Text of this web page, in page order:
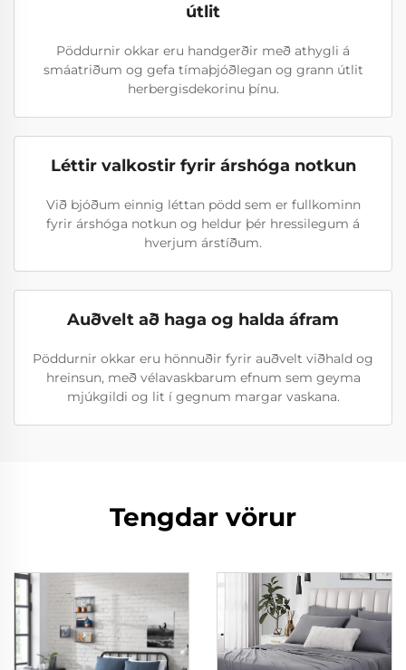
útlit
Pöddurnir okkar eru handgerðir með athygli á
smáatriðum og gefa tímaþjóðlegan og grann útlit
herbergisdekorinu þínu.
Léttir valkostir fyrir árshóga notkun
Við bjóðum einnig léttan pödd sem er fullkominn
fyrir árshóga notkun og heldur þér hressilegum á
hverjum árstíðum.
Auðvelt að haga og halda áfram
Pöddurnir okkar eru hönnuðir fyrir auðvelt viðhald og
hreinsun, með vélavaskbarum efnum sem geyma
mjúkgildi og lit í gegnum margar vaskana.
Tengdar vörur